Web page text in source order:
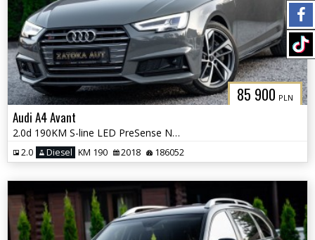
85 900 PLN
Audi A4 Avant
2.0d 190KM S-line LED PreSense Nav PDC ADS B&O Grz. Fot Masaż
2.0 Diesel KM 190 2018 186052